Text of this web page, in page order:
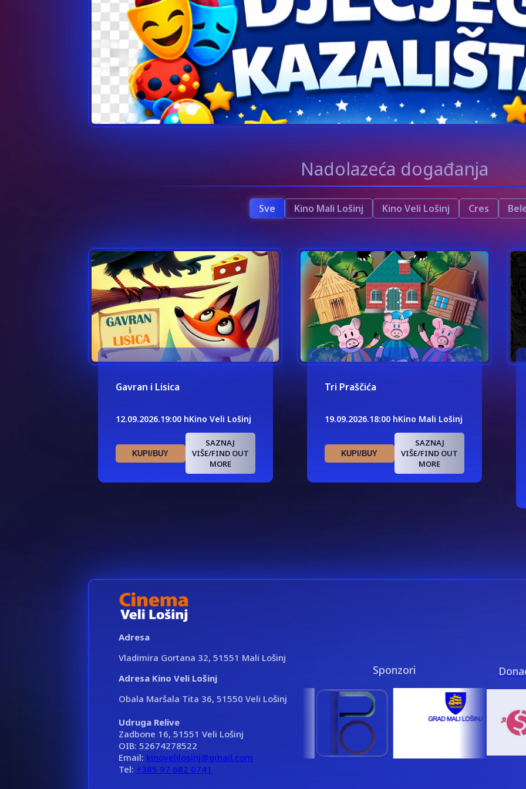
Nadolazeća događanja
Sve Kino Mali Lošinj Kino Veli Lošinj Cres
Gavran i Lisica
12.09.2026.19:00 hKino Veli Lošinj
KUPI/BUY
SAZNAJ
VIŠE/FIND OUT
MORE
Tri Praščića
19.09.2026.18:00 hKino Mali Lošinj
KUPI/BUY
SAZNAJ
VIŠE/FIND OUT
MORE
Adresa
Vladimira Gortana 32, 51551 Mali Lošinj
Adresa Kino Veli Lošinj
Obala Maršala Tita 36, 51550 Veli Lošinj
Udruga Relive
Zadbone 16, 51551 Veli Lošinj
OIB: 52674278522
Email: kinovelilosinj@gmail.com
Tel: +385 97 682 0741
Sponzori